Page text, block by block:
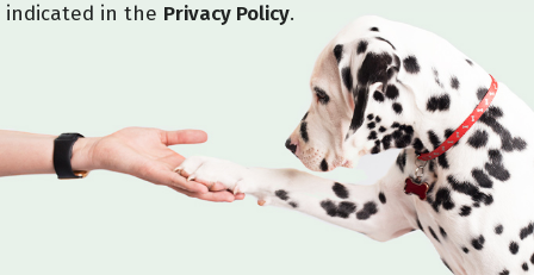
indicated in the Privacy Policy.